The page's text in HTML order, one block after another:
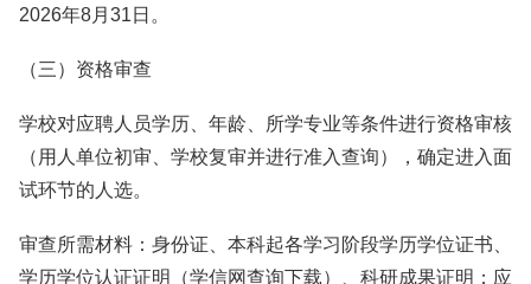
2026年8月31日。
（三）资格审查
学校对应聘人员学历、年龄、所学专业等条件进行资格审核
（用人单位初审、学校复审并进行准入查询），确定进入面
试环节的人选。
审查所需材料：身份证、本科起各学习阶段学历学位证书、
学历学位认证证明（学信网查询下载）、科研成果证明；应